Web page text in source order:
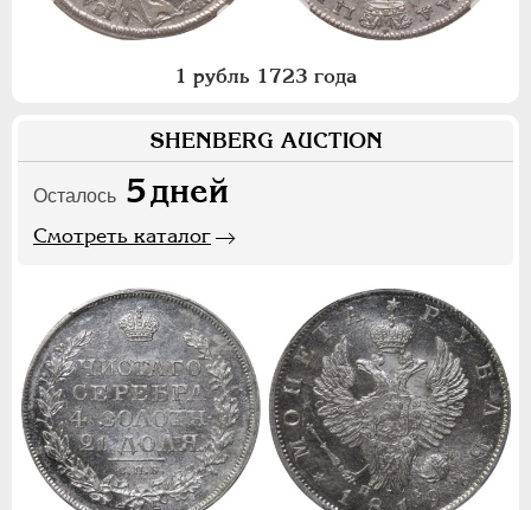
1 рубль 1723 года
SHENBERG AUCTION
Осталось 5дней
Смотреть каталог